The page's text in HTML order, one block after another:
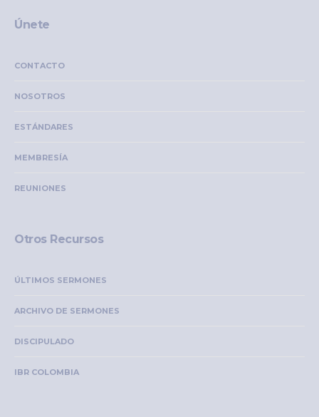
Únete
CONTACTO
NOSOTROS
ESTÁNDARES
MEMBRESÍA
REUNIONES
Otros Recursos
ÚLTIMOS SERMONES
ARCHIVO DE SERMONES
DISCIPULADO
IBR COLOMBIA